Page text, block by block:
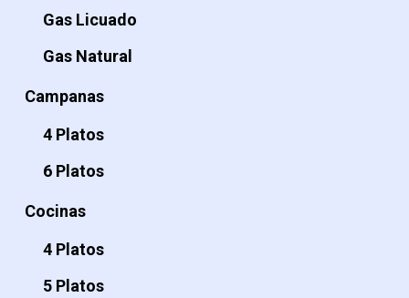
Gas Licuado
Gas Natural
Campanas
4 Platos
6 Platos
Cocinas
4 Platos
5 Platos